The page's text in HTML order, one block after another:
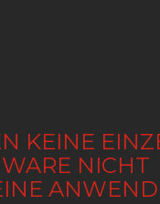
KEINE
NICHT